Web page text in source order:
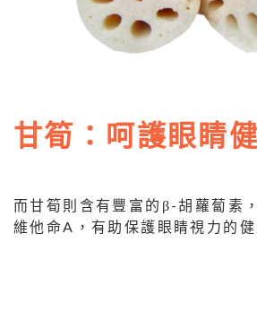
甘筍：呵護眼睛
而甘筍則含有豐富的β-胡蘿蔔素
維他命A，有助保護眼睛視力的健